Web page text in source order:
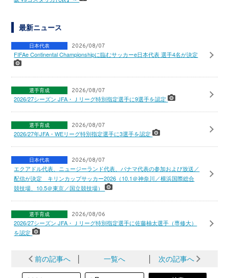
最新ニュース
日本代表 2026/08/07
FIFAe Continental Championshipに臨むサッカーe日本代表 選手4名が決定
選手育成 2026/08/07
2026/27シーズン JFA・Ｊリーグ特別指定選手に9選手を認定
選手育成 2026/08/07
2026/27年JFA・WEリーグ特別指定選手に3選手を認定
日本代表 2026/08/07
エクアドル代表、ニュージーランド代表、パナマ代表の参加および放送／
配信が決定 キリンカップサッカー2026（10.1＠神奈川／横浜国際総合
競技場、10.5＠東京／国立競技場）
選手育成 2026/08/06
2026/27シーズン JFA・Ｊリーグ特別指定選手に佐藤柚太選手（専修大）
を認定
前の記事へ │ 一覧へ │ 次の記事へ